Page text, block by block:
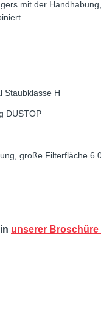
mit der
Staubklasse H
DUSTOP
große Filterfläche
unserer Broschüre